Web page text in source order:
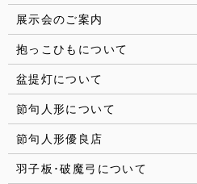
展示会のご案内
抱っこひもについて
盆提灯について
節句人形について
節句人形優良店
羽子板･破魔弓について